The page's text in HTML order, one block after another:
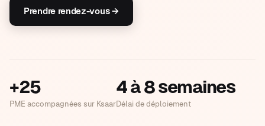
Prendre rendez-vous →
+25
PME accompagnées sur Ksaar
4 à 8 semaines
Délai de déploiement